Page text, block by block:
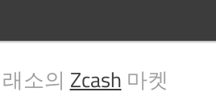
소의 Zcash 마켓